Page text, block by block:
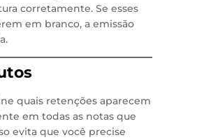
corretamente. Se esses
em branco, a emissão
quais retenções aparecem
em todas as notas que
evita que você precise